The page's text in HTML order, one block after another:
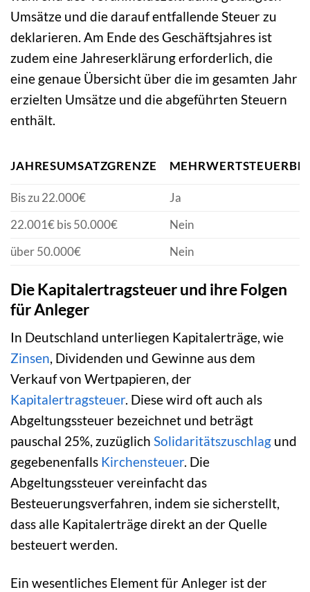
Umsätze und die darauf entfallende Steuer zu
deklarieren. Am Ende des Geschäftsjahres ist
zudem eine Jahreserklärung erforderlich, die
eine genaue Übersicht über die im gesamten Jahr
erzielten Umsätze und die abgeführten Steuern
enthält.
JAHRESUMSATZGRENZE
Bis zu 22.000€
Ja
22.001€ bis 50.000€
Nein
über 50.000€
Nein
Die Kapitalertragsteuer und ihre Folgen
für Anleger
In Deutschland unterliegen Kapitalerträge, wie
Zinsen, Dividenden und Gewinne aus dem
Verkauf von Wertpapieren, der
Kapitalertragsteuer. Diese wird oft auch als
Abgeltungssteuer bezeichnet und beträgt
pauschal 25%, zuzüglich Solidaritätszuschlag und
gegebenenfalls Kirchensteuer. Die
Abgeltungssteuer vereinfacht das
Besteuerungsverfahren, indem sie sicherstellt,
dass alle Kapitalerträge direkt an der Quelle
besteuert werden.
Ein wesentliches Element für Anleger ist der